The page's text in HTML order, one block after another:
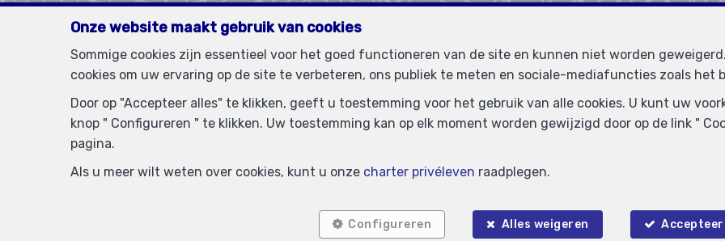
Zoek op de kaart
Onze website maakt gebruik van cookies
Sommige cookies zijn essentieel voor het goed functioneren van de site en kunnen niet worden
cookies om uw ervaring op de site te verbeteren, ons publiek te meten en sociale-mediafuncties zoals het
Door op "Accepteer alles" te klikken, geeft u toestemming voor het gebruik van alle cookies. U kunt uw
knop " Configureren " te klikken. Uw toestemming kan op elk moment worden gewijzigd door op de link "
pagina.
Als u meer wilt weten over cookies, kunt u onze charter privéleven raadplegen.
Configureren Alles weigeren